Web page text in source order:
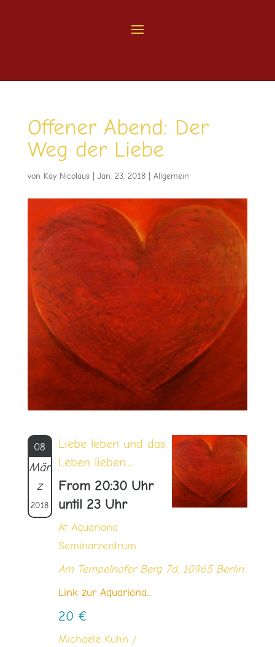
Offener Abend: Der
Weg der Liebe
von Kay Nicolaus| Jan. 23, 2018| Allgemein
08
Mär
z
2018
Liebe leben und das
Leben lieben...
From 20:30 Uhr
until 23 Uhr
At Aquariana
Seminarzentrum
Am Tempelhofer Berg 7d, 10965 Berlin
Link zur Aquariana...
20 €
Michaele Kuhn /